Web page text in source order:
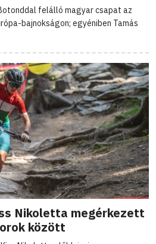
felálló magyar csapat az
bajnokságon; egyéniben Tamás
Nikoletta megérkezett
között